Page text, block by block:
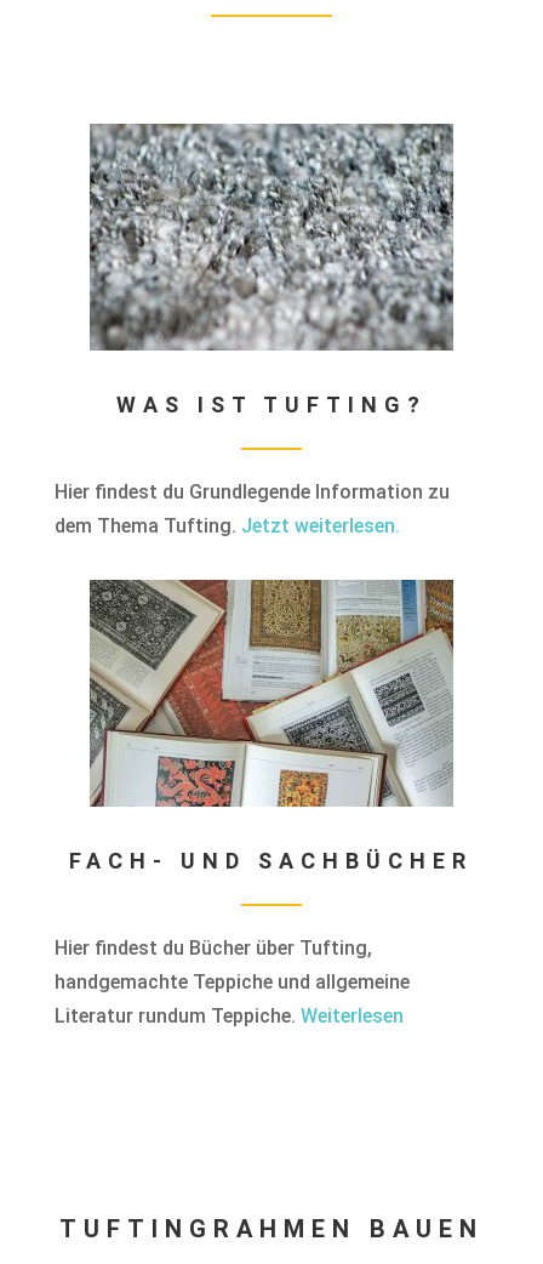
WAS IST TUFTING?
Hier findest du Grundlegende Information zu
dem Thema Tufting. Jetzt weiterlesen.
FACH- UND SACHBÜCHER
Hier findest du Bücher über Tufting,
handgemachte Teppiche und allgemeine
Literatur rundum Teppiche. Weiterlesen
TUFTINGRAHMEN BAUEN